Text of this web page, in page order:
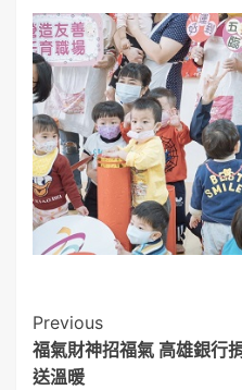
Post
Navigation
Previous
福氣財神招福氣 高雄銀行
送溫暖